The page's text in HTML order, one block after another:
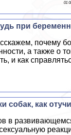
01
при
почему
а также о
и как
собак, как
в